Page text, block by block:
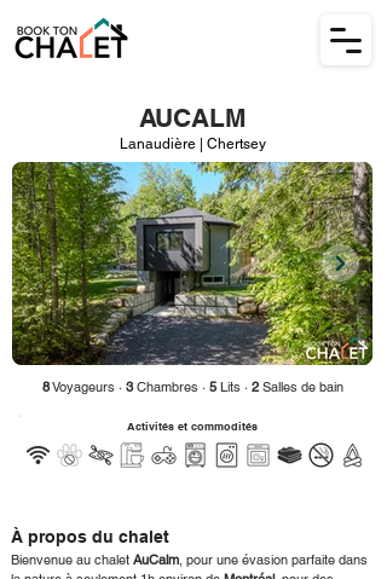
AUCALM
Lanaudière | Chertsey
8Voyageurs · 3Chambres · 5 Lits · 2 Salles de bain
Activités et commodités
À propos du chalet
Bienvenue au chalet AuCalm , pour une évasion parfaite dans